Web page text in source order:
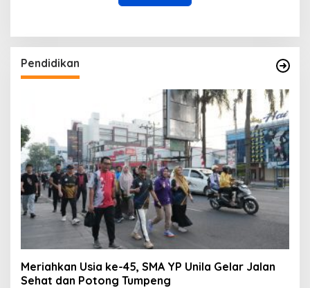
Pendidikan
Meriahkan Usia ke-45, SMA YP Unila Gelar Jalan
Sehat dan Potong Tumpeng